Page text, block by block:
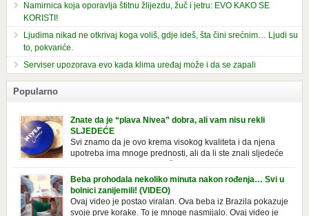
Namirnica koja oporavlja štitnu žlijezdu, žuč i jetru: EVO KAKO SE
KORISTI!
Ljudima nikad ne otkrivaj koga voliš, gdje ideš, šta čini srećnim… Ljudi su
to, pokvariće.
Serviser upozorava evo kada klima uređaj može i da se zapali
Popularno
Znate da je “plava Nivea” dobra, ali vam nisu rekli
SLJEDEĆE
Svi znamo da je ovo krema visokog kvaliteta i da njena
upotreba ima mnoge prednosti, ali da li ste znali sljedeće
prepoznatljivog mirisa i jednostavne formule, jeste nezamenljiv inventar
u kupatilima i muškaraca i žena. Mnogi ljudi se ne odvajaju od nje, pa je
čak nose sa […]
Beba prohodala nekoliko minuta nakon rođenja… Svi u
bolnici zanijemili! (VIDEO)
Ovaj video je postao viralan. Ova beba iz Brazila pokazuje
svoje prve korake. To je mnoge nasmijalo. Ovaj video je